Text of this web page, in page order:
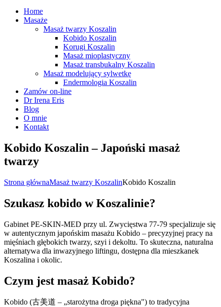
Home
Masaże
Masaż twarzy Koszalin
Kobido Koszalin
Korugi Koszalin
Masaż mioplastyczny
Masaż transbukalny Koszalin
Masaż modelujący sylwetkę
Endermologia Koszalin
Zamów on-line
Dr Irena Eris
Blog
O mnie
Kontakt
Kobido Koszalin – Japoński masaż
twarzy
Strona głównaMasaż twarzy KoszalinKobido Koszalin
Szukasz kobido w Koszalinie?
Gabinet PE-SKIN-MED przy ul. Zwycięstwa 77-79 specjalizuje się
w autentycznym japońskim masażu Kobido – precyzyjnej pracy na
mięśniach głębokich twarzy, szyi i dekoltu. To skuteczna, naturalna
alternatywa dla inwazyjnego liftingu, dostępna dla mieszkanek
Koszalina i okolic.
Czym jest masaż Kobido?
Kobido (古美道 – „starożytna droga piękna") to tradycyjna